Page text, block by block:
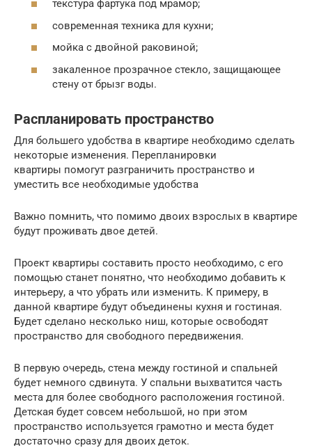
текстура фартука под мрамор;
современная техника для кухни;
мойка с двойной раковиной;
закаленное прозрачное стекло, защищающее
стену от брызг воды.
Распланировать пространство
Для большего удобства в квартире необходимо сделать
некоторые изменения. Перепланировки
квартиры помогут разграничить пространство и
уместить все необходимые удобства
Важно помнить, что помимо двоих взрослых в квартире
будут проживать двое детей.
Проект квартиры составить просто необходимо, с его
помощью станет понятно, что необходимо добавить к
интерьеру, а что убрать или изменить. К примеру, в
данной квартире будут объединены кухня и гостиная.
Будет сделано несколько ниш, которые освободят
пространство для свободного передвижения.
В первую очередь, стена между гостиной и спальней
будет немного сдвинута. У спальни выхватится часть
места для более свободного расположения гостиной.
Детская будет совсем небольшой, но при этом
пространство используется грамотно и места будет
достаточно сразу для двоих деток.